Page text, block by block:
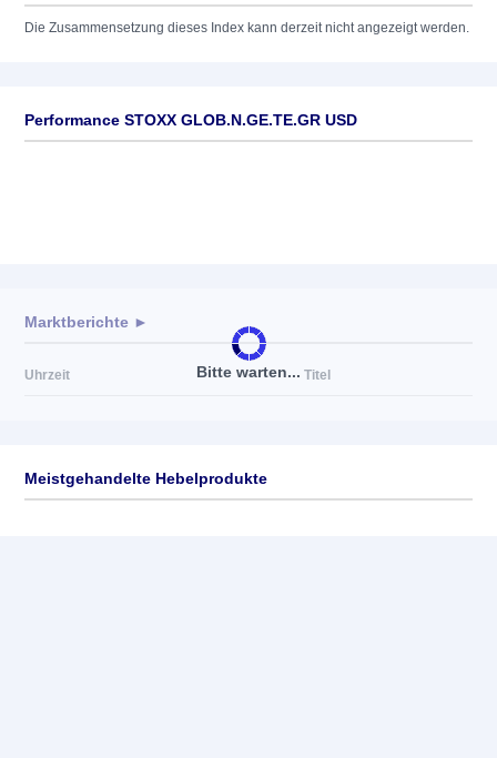
Die Zusammensetzung dieses Index kann derzeit nicht angezeigt werden.
Performance STOXX GLOB.N.GE.TE.GR USD
Bitte warten...
Marktberichte ►
Uhrzeit Titel
Meistgehandelte Hebelprodukte